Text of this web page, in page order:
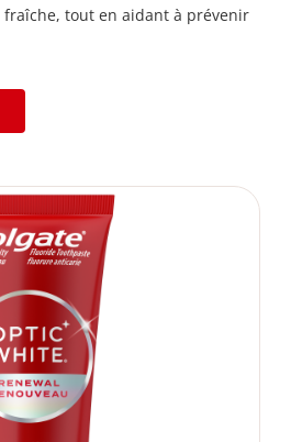
tout en aidant à prévenir